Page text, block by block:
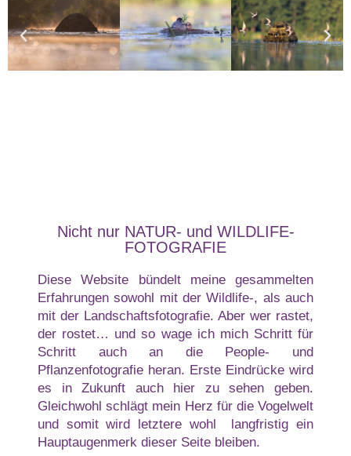
Nicht nur NATUR- und WILDLIFE-
FOTOGRAFIE
Diese Website bündelt meine gesammelten
Erfahrungen sowohl mit der Wildlife-, als auch
mit der Landschaftsfotografie. Aber wer rastet,
der rostet… und so wage ich mich Schritt für
Schritt auch an die People- und
Pflanzenfotografie heran. Erste Eindrücke wird
es in Zukunft auch hier zu sehen geben.
Gleichwohl schlägt mein Herz für die Vogelwelt
und somit wird letztere wohl langfristig ein
Hauptaugenmerk dieser Seite bleiben.